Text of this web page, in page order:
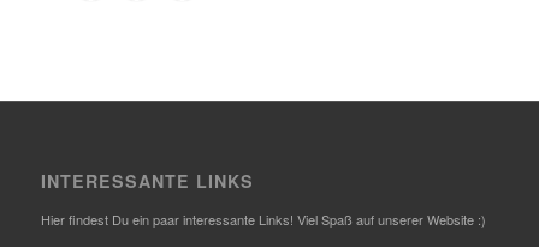
INTERESSANTE LINKS
Hier findest Du ein paar interessante Links! Viel Spaß auf unserer Website :)